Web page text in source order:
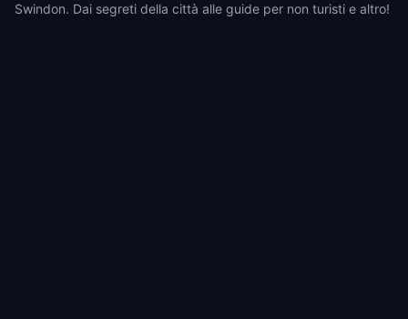
Swindon. Dai segreti della città alle guide per non turisti e altro!